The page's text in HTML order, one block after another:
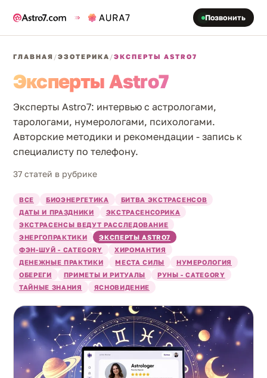
Позвонить
ГЛАВНАЯ /ЭЗОТЕРИКА /ЭКСПЕРТЫ ASTRO7
Эксперты Astro7
Эксперты Astro7: интервью с астрологами,
тарологами, нумерологами, психологами.
Авторские методики и рекомендации - запись к
специалисту по телефону.
37 статей в рубрике
ВСЕ БИОЭНЕРГЕТИКА
БИТВА ЭКСТРАСЕНСОВ
ДАТЫ И ПРАЗДНИКИ
ЭКСТРАСЕНСОРИКА
ЭКСТРАСЕНСЫ ВЕДУТ РАССЛЕДОВАНИЕ
ЭНЕРГОПРАКТИКИ
ЭКСПЕРТЫ ASTRO7
ФЭН-ШУЙ - CATEGORY
ХИРОМАНТИЯ
ДЕНЕЖНЫЕ ПРАКТИКИ
МЕСТА СИЛЫ
НУМЕРОЛОГИЯ
ОБЕРЕГИ
ПРИМЕТЫ И РИТУАЛЫ
РУНЫ - CATEGORY
ТАЙНЫЕ ЗНАНИЯ
ЯСНОВИДЕНИЕ